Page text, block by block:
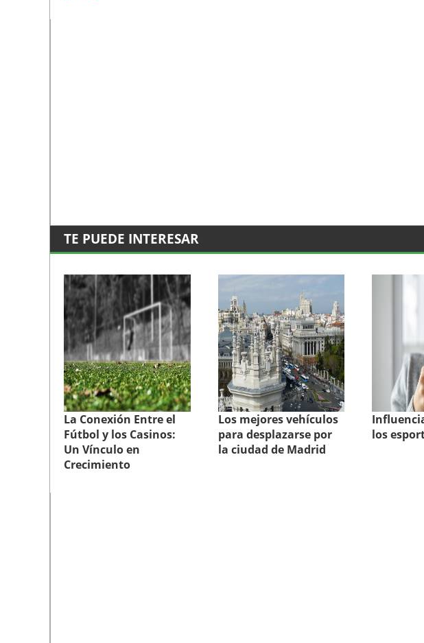
TE PUEDE INTERESAR
La Conexión Entre el
Fútbol y los Casinos:
Un Vínculo en
Crecimiento
Los mejores vehículos
para desplazarse por
la ciudad de Madrid
los